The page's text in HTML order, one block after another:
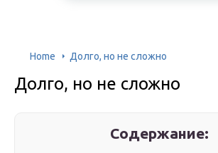
Home Долго, но не сложно
Долго, но не сложно
Содержание: